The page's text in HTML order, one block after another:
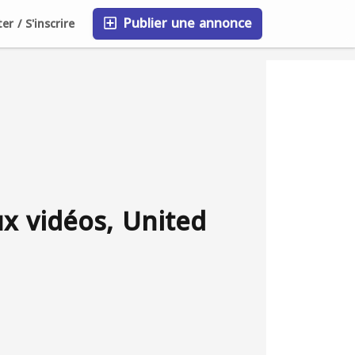
Publier une annonce
/ S'inscrire
Entreprises
Blog
FAQ
vidéos, United